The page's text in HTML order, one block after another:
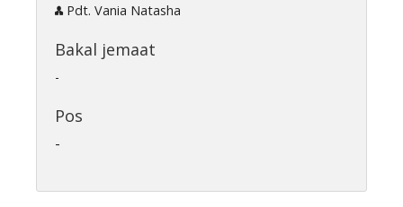
Pdt. Vania Natasha
Bakal jemaat
-
Pos
-